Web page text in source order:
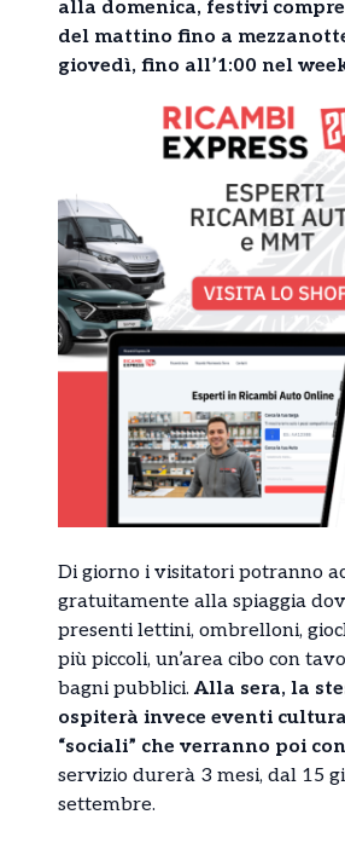
alla domenica, festivi
del mattino fino a
giovedì, fino all’1:00 nel
Di giorno i visitatori potranno
gratuitamente alla spiaggia
presenti lettini, ombrelloni,
più piccoli, un’area cibo con
bagni pubblici. Alla sera, la
ospiterà invece eventi
“sociali” che verranno poi
servizio durerà 3 mesi, dal 15
settembre.